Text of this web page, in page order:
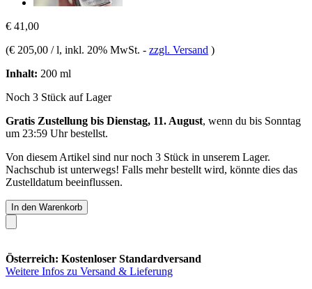
€ 41,00
(€ 205,00 / l, inkl. 20% MwSt. - zzgl. Versand )
Inhalt: 200 ml
Noch 3 Stück auf Lager
Gratis Zustellung bis Dienstag, 11. August, wenn du bis Sonntag
um 23:59 Uhrbestellst.
Von diesem Artikel sind nur noch 3 Stück in unserem Lager.
Nachschub ist unterwegs! Falls mehr bestellt wird, könnte dies das
Zustelldatum beeinflussen.
In den Warenkorb
Österreich: Kostenloser Standardversand
Weitere Infos zu Versand & Lieferung